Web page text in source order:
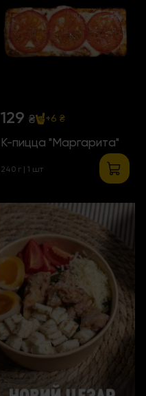
129 ₴ +6 ₴
К-пицца "Маргарита"
240 г | 1 шт